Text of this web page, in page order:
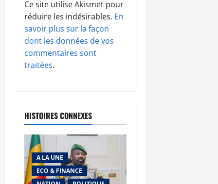
Ce site utilise Akismet pour
réduire les indésirables. En
savoir plus sur la façon
dont les données de vos
commentaires sont
traitées.
HISTOIRES CONNEXES
A LA UNE
ECO & FINANCE